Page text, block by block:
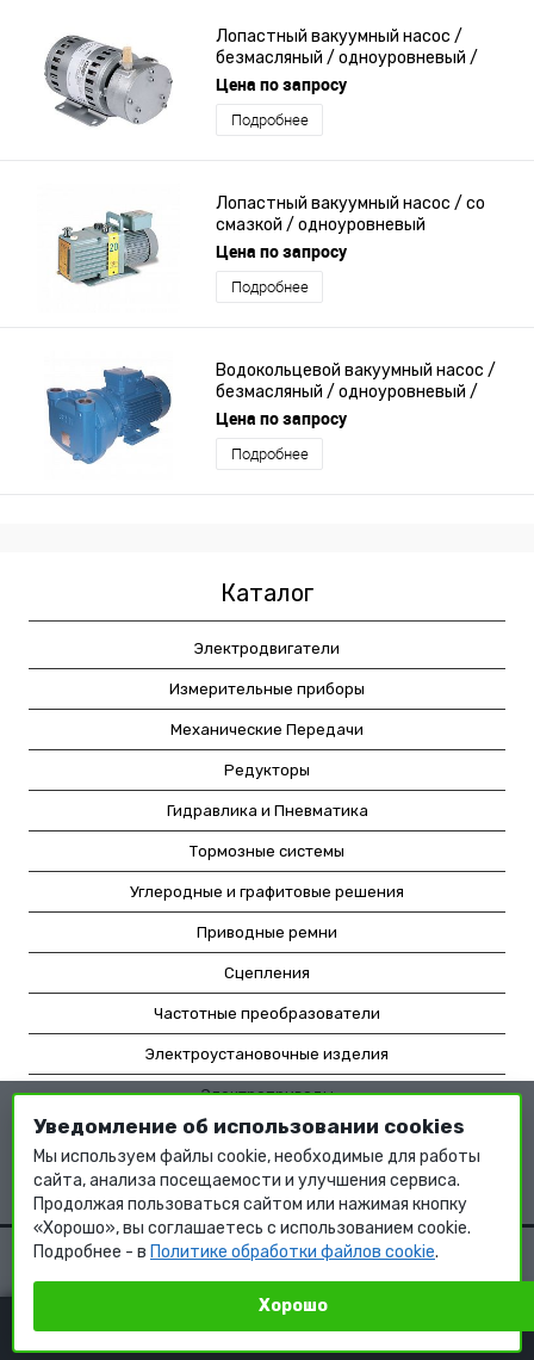
Лопастный вакуумный насос /
безмасляный / одноуровневый /
компактный
Цена по запросу
Подробнее
Лопастный вакуумный насос / со
смазкой / одноуровневый
Цена по запросу
Подробнее
Водокольцевой вакуумный насос /
безмасляный / одноуровневый /
компактный
Цена по запросу
Подробнее
Каталог
Электродвигатели
Измерительные приборы
Механические Передачи
Редукторы
Гидравлика и Пневматика
Тормозные системы
Углеродные и графитовые решения
Приводные ремни
Сцепления
Частотные преобразователи
Электроустановочные изделия
Электроприводы
Насосное оборудование
Мотор-редукторы
КОРЗИНА 0
Уведомление об использовании cookies
Мы используем файлы cookie, необходимые для работы
сайта, анализа посещаемости и улучшения сервиса.
Продолжая пользоваться сайтом или нажимая кнопку
«Хорошо», вы соглашаетесь с использованием cookie.
Подробнее - в Политике обработки файлов cookie.
Хорошо